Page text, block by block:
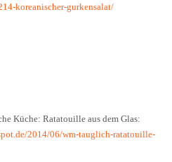
koreanischer-gurkensalat/
Küche: Ratatouille aus dem Glas:
2014/06/wm-tauglich-ratatouille-